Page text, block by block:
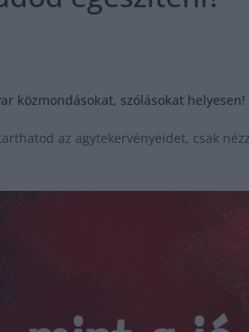
szólásokat helyesen!
az agytekervényeidet, csak